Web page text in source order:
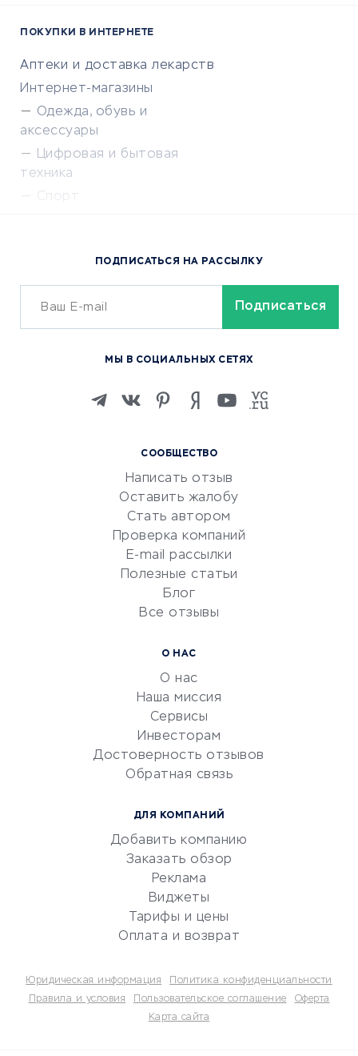
ПОКУПКИ В ИНТЕРНЕТЕ
Аптеки и доставка лекарств
Интернет-магазины
Одежда, обувь и
аксессуары
Цифровая и бытовая
техника
Спорт
Сервисы доставки
ОБУЧЕНИЕ И РАБОТА
Изучение иностранных
Маркетинг и продажи
Репетиторство
Красота и здоровье
Сервисы по поиску работы
Сетевой маркетинг
УСЛУГИ ДЛЯ БИЗНЕСА
документооборот
Юридические компании
Бухгалтерия онлайн
Потребительские кредиты
СООБЩЕСТВО
Написать отзыв
Оставить жалобу
Стать автором
Проверка компаний
E-mail рассылки
Полезные статьи
Блог
Все отзывы
О НАС
О нас
Наша миссия
Сервисы
Инвесторам
Достоверность отзывов
Обратная связь
ДЛЯ КОМПАНИЙ
Добавить компанию
Заказать обзор
Реклама
Виджеты
Тарифы и цены
Оплата и возврат
ПОДПИСАТЬСЯ НА РАССЫЛКУ
МЫ В СОЦИАЛЬНЫХ СЕТЯХ
Юридическая информация
Политика конфиденциальности
Правила и условия
Пользовательское соглашение
Оферта
Карта сайта